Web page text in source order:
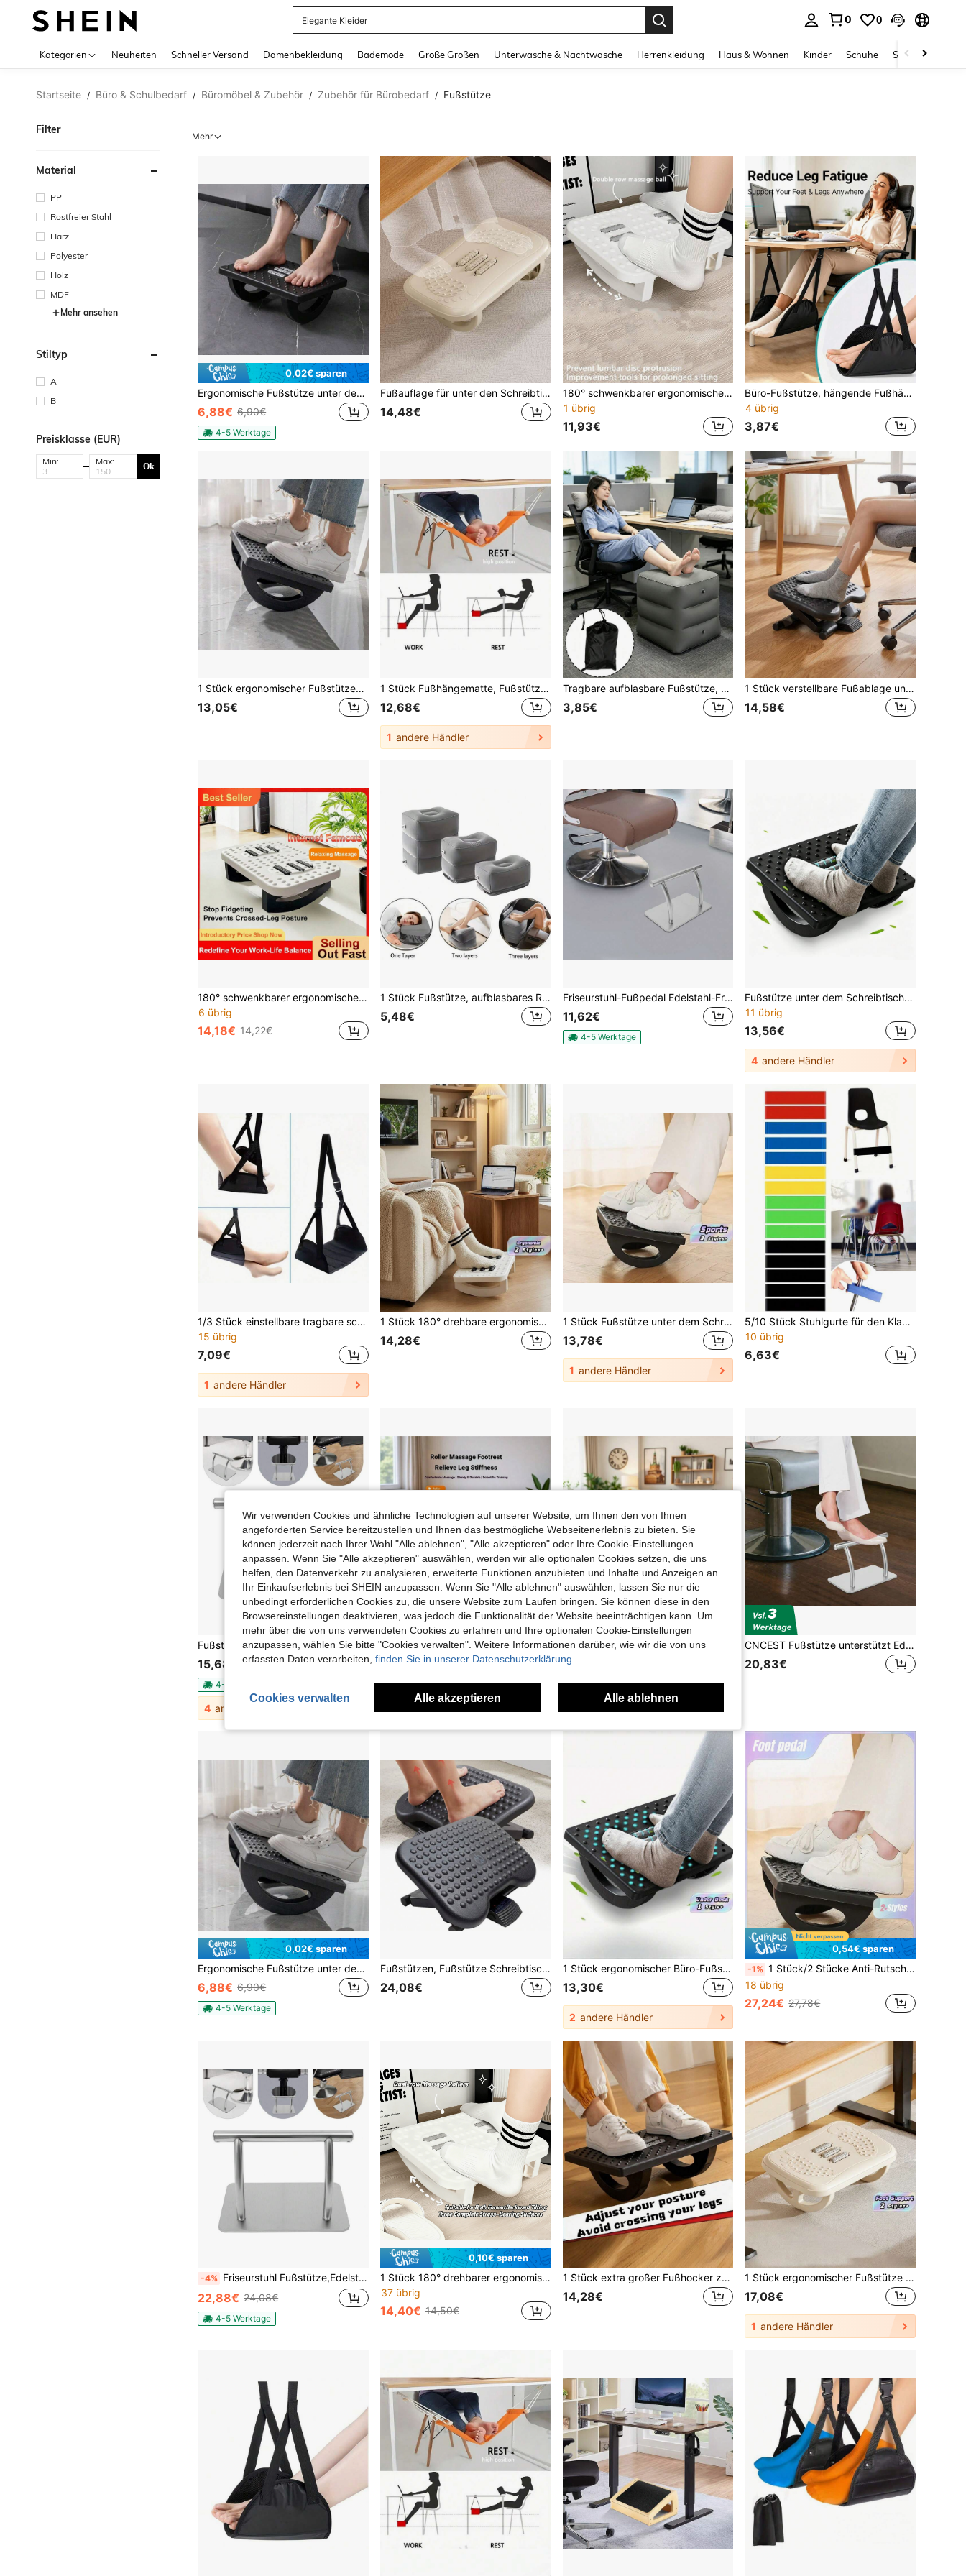
Sommerkleid Damen
0 0
Kategorien Neuheiten Schneller Versand Damenbekleidung Bademode Große Größen Unterwäsche & Nachtwäsche Herrenkleidung Haus & Wohnen Kinder Schuhe Schmuck &
Startseite / Büro & Schulbedarf / Büromöbel & Zubehör / Zubehör für Bürobedarf / Fußstütze
Filter
Material
PP
Rostfreier Stahl
Harz
Polyester
Holz
MDF
Mehr ansehen
Stiltyp
A
B
Preisklasse (EUR)
Min: Max: Ok
Mehr
0,02€ sparen
Ergonomische Fußstütze unter dem Schreibtisch mit Massagepunkten, Rollen, Kunststoffkissen, Fußstütze unter dem Schreibtisch, Fußhocker unter dem Schreibtisch fürs Büro, Schwarz
6,88€ 6,90€
4-5 Werktage
Fußauflage für unter den Schreibtisch, Büro Fußhocker Beinverlängerung, Massage Fußstütze, Zuhause Fußhocker
14,48€
180° schwenkbarer ergonomischer Fußstützen-Pedal, geeignet für Büroschreibtisch, Kunststoff, mit 8 Belüftungslöchern. Fußstütze, Fußpedal unter dem Schreibtisch, weiß und schwarz, einfaches Design, robuste Struktur, Fußpedal-Fußstütze, Schulmaterial Grundbedarf
1 übrig
11,93€
Büro-Fußstütze, hängende Fußhängetuch, lindert Druck auf Taille und Beine bei langem Sitzen | tragbare Fußstütze unter dem Schreibtisch, bequem für Studium, Arbeit, Nickerchen, Mittagspause und Reisebedürfnisse | praktisches Zubehör zur Verbesserung der Körperhaltung und Entspannung von Körper und Geist, geeignet für Büro, Arbeit, Flugzeug, Reisen und andere Szenarien
4 übrig
3,87€
1 Stück ergonomischer Fußstützen-Wipper mit Massagewalzen, Oversized Design für Zuhause/Büro/Camping-Nutzung
13,05€
1 Stück Fußhängematte, Fußstütze Hängematte zum Entlasten der Füße, zum Aufhängen am Schreibtisch für den Bürogebrauch, Füße entspannen
12,68€
1 andere Händler
Tragbare aufblasbare Fußstütze, Büro-Fußstütze, 3-lagiges aufblasbares Fußkissen, Büro-aufblasbarer Fußhocker, 3-lagiges aufblasbares Reise-Fußkissen, höhenverstellbar, geeignet für Flugzeug, Auto, Bus, Zug, Büro, Camping und Langstreckenflüge zum Schlafen - faltbar, multifunktional
3,85€
1 Stück verstellbare Fußablage unter dem Schreibtisch mit Massagefunktion, 3-stufige Höhenverstellung & 30-Grad-Neigungseinstellung, geeignet für Zuhause & Büro
14,58€
180° schwenkbarer ergonomischer Fußstützen-Pedal, einteiliges Fußpedal geeignet für Büroschreibtisch, Kunststoff, mit 8 Belüftungslöchern, Fußstütze unter dem Schreibtisch und Haltungskorrektur, einfaches Design, robuste Struktur, Fußpedal für Arbeit, Studium, Schule Essentials
6 übrig
14,18€ 14,22€
1 Stück Fußstütze, aufblasbares Reise-Fußkissen, höhenverstellbare aufblasbare Fußstütze, geeignet für Flugzeug, Auto, Bus, Zug, Büronutzung, hilft beim Schlafen auf Langstreckenflügen, aufblasbares Reise-Fußkissen, höhenverstellbar, Beinstütze im Flugzeug (Pumpe separat erhältlich).
5,48€
Friseurstuhl-Fußpedal Edelstahl-Friseur-Fußpedal Silberfarben 30 x 18 cm Geeignet für Friseursalons/Heimgebrauch usw.
11,62€
4-5 Werktage
Fußstütze unter dem Schreibtisch, ergonomischer Fußhocker unter dem Schreibtisch mit Rollmassagefunktion, schaukelnde Fußstütze, Stuhlbein-Stütze, geeignet für Büro, Studium, Zuhause und andere langfristige Sitzszenarien
11 übrig
13,56€
4 andere Händler
1/3 Stück einstellbare tragbare schwarze Flugzeug-Fußstütze mit Gurt, geeignet für Reisen, Büro, Outdoor und Auto, leichte Hängematte-Stil Beinauflage
15 übrig
7,09€
1 andere Händler
1 Stück 180° drehbare ergonomische Büro Fußablage, aus strapazierfähigem Kunststoffmaterial mit 8 Belüftungslöchern, bietet Fußstütze und Haltungskorrektur unter dem Schreibtisch, in Weiß/Schwarz erhältlich, einfaches Design, stabile Konstruktion, kann als Schreibtischfußauflage oder Arbeitsplatz-Fußhocker verwendet werden
14,28€
1 Stück Fußstütze unter dem Schreibtisch, extra große Bürotisch-Fußstütze, Schaukelstuhl-Stil Fußhocker, Schaukel-Balance-Board, ergonomisches Design, Haltungssupport, geeignet für Büro, Zuhause und Camping 32,5*25*13cm
13,78€
1 andere Händler
5/10 Stück Stuhlgurte für den Klassenraum, geeignet für aktive Schüler, können Sitz und Stuhl fixieren, Hilfsmittel für ADHS-Patienten, flexible Sitzgurte, anwendbar für Klassenzimmer, Grundschule, Mittelschule und Oberschule Schüler, Schulmaterial und Schul-Grundausstattung
10 übrig
6,63€
Fußstütze für Friseurstuhl, Fußstützenbrett aus Edelstahl für Friseurstühle, Zubehör für Friseurstühle
15,68€
4-5 Werktage
4 andere Händler
Fußstütze unter dem Schreibtisch mit Fußpedal und Feder, Anti-Wackeln-Design für Büro-Arbeitsplatz, Fußhocker zum Ausruhen der Füße und zum Beinekreuzen
8 übrig
8,04€
Vor 1 Jahr gegründet
CNCEST Fußstütze unterstützt Edelstahl Fußstütze Barbier Fußstütze Zubehör Mobile Fußstütze Stand-by, Fußstütze Salon Tattoo Friseur Fußstütze, Friseursalon Fußstütze, 30x19x18cm
20,83€
0,02€ sparen
Ergonomische Fußstütze unter dem Schreibtisch mit Massagepunkten, Rollen, Kunststoffkissen, Fußstütze unter dem Schreibtisch, Fußhocker unter dem Schreibtisch fürs Büro, Schwarz
6,88€ 6,90€
4-5 Werktage
Fußstützen, Fußstütze Schreibtisch 3 höhenverstellbar und winkelverstellbar, rutschfeste Fußstütze für Büro, Zuhause, Reisen
24,08€
1 Stück ergonomischer Büro-Fußstütz-Massage-Roller-Wipphocker unter dem Schreibtisch mit Rollball-Massagefunktion, bequeme Beinunterstützung für langes Sitzen bei der Arbeit im Homeoffice, Geschenk
13,30€
2 andere Händler
0,54€ sparen
-1% 1 Stück/2 Stücke Anti-Rutsch Halbrund Fußstütze mit Wippe-Funktion unter dem Schreibtisch für Büro und Schulstart
18 übrig
27,24€ 27,78€
-4% Friseurstuhl Fußstütze,Edelstahl Friseurstuhl Fußstütze,Fußstütze Größe (L*H): 30*18cm,Pedale für Friseure, Schönheitssalons und Büros
22,88€ 24,08€
4-5 Werktage
0,10€ sparen
1 Stück 180° drehbarer ergonomischer Büro-Fußstütze, aus strapazierfähigem Kunststoffmaterial mit 8 Belüftungslöchern, bietet Fußstütze und Haltungskorrektur unter dem Schreibtisch, in Weiß/Schwarz erhältlich, einfaches Design, stabile Konstruktion, kann als Schreibtisch-Fußauflage oder Arbeitsplatz-Fußhocker verwendet werden
37 übrig
14,40€ 14,50€
1 Stück extra großer Fußhocker zum Schaukeln unter dem Schreibtisch mit Massagewalze, Balancebrett für aktives Sitzen, ergonomische Haltungsunterstützung, Bürozubehör für Zuhause, Camping-Therapie-Grundlagen, Komfort-Geschenke
14,28€
1 Stück ergonomischer Fußstütze unter dem Schreibtisch, Fußhocker zur Korrektur der Sitzhaltung gegen Überschlagen der Beine, Massagepedal für Büro- und Heimstühle, höhenverstellbar, rutschfest, Fußwippe, Stoppt Beinkreuzen, Schreibtisch-Fußstützpad
17,08€
1 andere Händler
Wir verwenden Cookies und ähnliche Technologien auf unserer Website, um Ihnen den von Ihnen
angeforderten Service bereitzustellen und Ihnen das bestmögliche Webseitenerlebnis zu bieten. Sie
können jederzeit nach Ihrer Wahl "Alle ablehnen", "Alle akzeptieren" oder Ihre Cookie-Einstellungen
anpassen. Wenn Sie "Alle akzeptieren" auswählen, werden wir alle optionalen Cookies setzen, die uns
helfen, den Datenverkehr zu analysieren, erweiterte Funktionen anzubieten und Inhalte und Anzeigen an
Ihr Einkaufserlebnis bei SHEIN anzupassen. Wenn Sie "Alle ablehnen" auswählen, lassen Sie nur die
unbedingt erforderlichen Cookies zu, die unsere Website zum Laufen bringen. Sie können diese in den
Browsereinstellungen deaktivieren, was jedoch die Funktionalität der Website beeinträchtigen kann. Um
mehr über die von uns verwendeten Cookies zu erfahren und Ihre optionalen Cookie-Einstellungen
anzupassen, wählen Sie bitte "Cookies verwalten". Weitere Informationen darüber, wie wir die von uns
erfassten Daten verarbeiten, finden Sie in unserer Datenschutzerklärung.
Cookies verwalten Alle akzeptieren Alle ablehnen